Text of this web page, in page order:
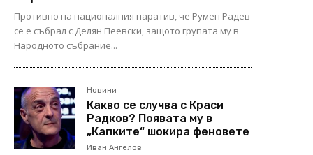
Противно на националния наратив, че Румен Радев
се е събрал с Делян Пеевски, защото групата му в
Народното събрание...
Новини
Какво се случва с Краси
Радков? Появата му в
„Капките“ шокира феновете
Иван Ангелов